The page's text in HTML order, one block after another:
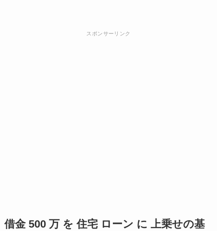
スポンサーリンク
借金 500 万 を 住宅 ローン に 上乗せの基